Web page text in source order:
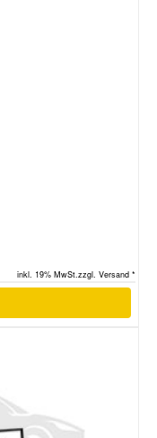
inkl. 19% MwSt.zzgl. Versand *